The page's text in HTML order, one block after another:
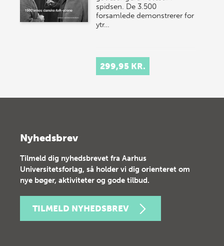
spidsen. De 3.500
forsamlede demonstrerer for
ytr…
299,95 KR.
Nyhedsbrev
Tilmeld dig nyhedsbrevet fra Aarhus
Universitetsforlag, så holder vi dig orienteret om
nye bøger, aktiviteter og gode tilbud.
TILMELD NYHEDSBREV